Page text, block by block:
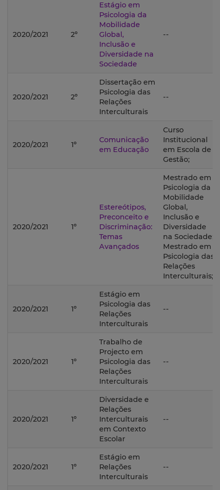
2020/2021 2º
Estágio em
Psicologia da
Mobilidade
Global,
Inclusão e
Diversidade na
Sociedade
--
2020/2021 2º
Dissertação em
Psicologia das
Relações
Interculturais
--
2020/2021 1º
Comunicação
em Educação
Curso
Institucional
em Escola de
Gestão;
2020/2021 1º
Estereótipos,
Preconceito e
Discriminação:
Temas
Avançados
Mestrado em
Psicologia da
Mobilidade
Global,
Inclusão e
Diversidade
na Sociedade;
Mestrado em
Psicologia das
Relações
Interculturais;
2020/2021 1º
Estágio em
Psicologia das
Relações
Interculturais
--
2020/2021 1º
Trabalho de
Projecto em
Psicologia das
Relações
Interculturais
--
2020/2021 1º
Diversidade e
Relações
Interculturais
em Contexto
Escolar
--
2020/2021 1º
Estágio em
Relações
Interculturais
--